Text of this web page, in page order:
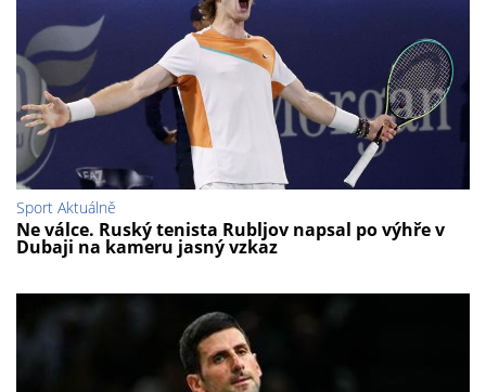
Sport Aktuálně
Ne válce. Ruský tenista Rubljov napsal po výhře v
Dubaji na kameru jasný vzkaz